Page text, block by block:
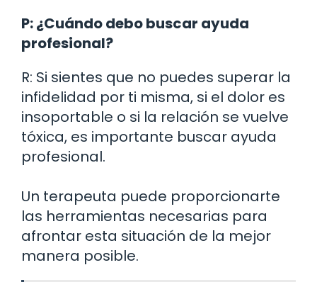
P: ¿Cuándo debo buscar ayuda
profesional?
R: Si sientes que no puedes superar la
infidelidad por ti misma, si el dolor es
insoportable o si la relación se vuelve
tóxica, es importante buscar ayuda
profesional.
Un terapeuta puede proporcionarte
las herramientas necesarias para
afrontar esta situación de la mejor
manera posible.